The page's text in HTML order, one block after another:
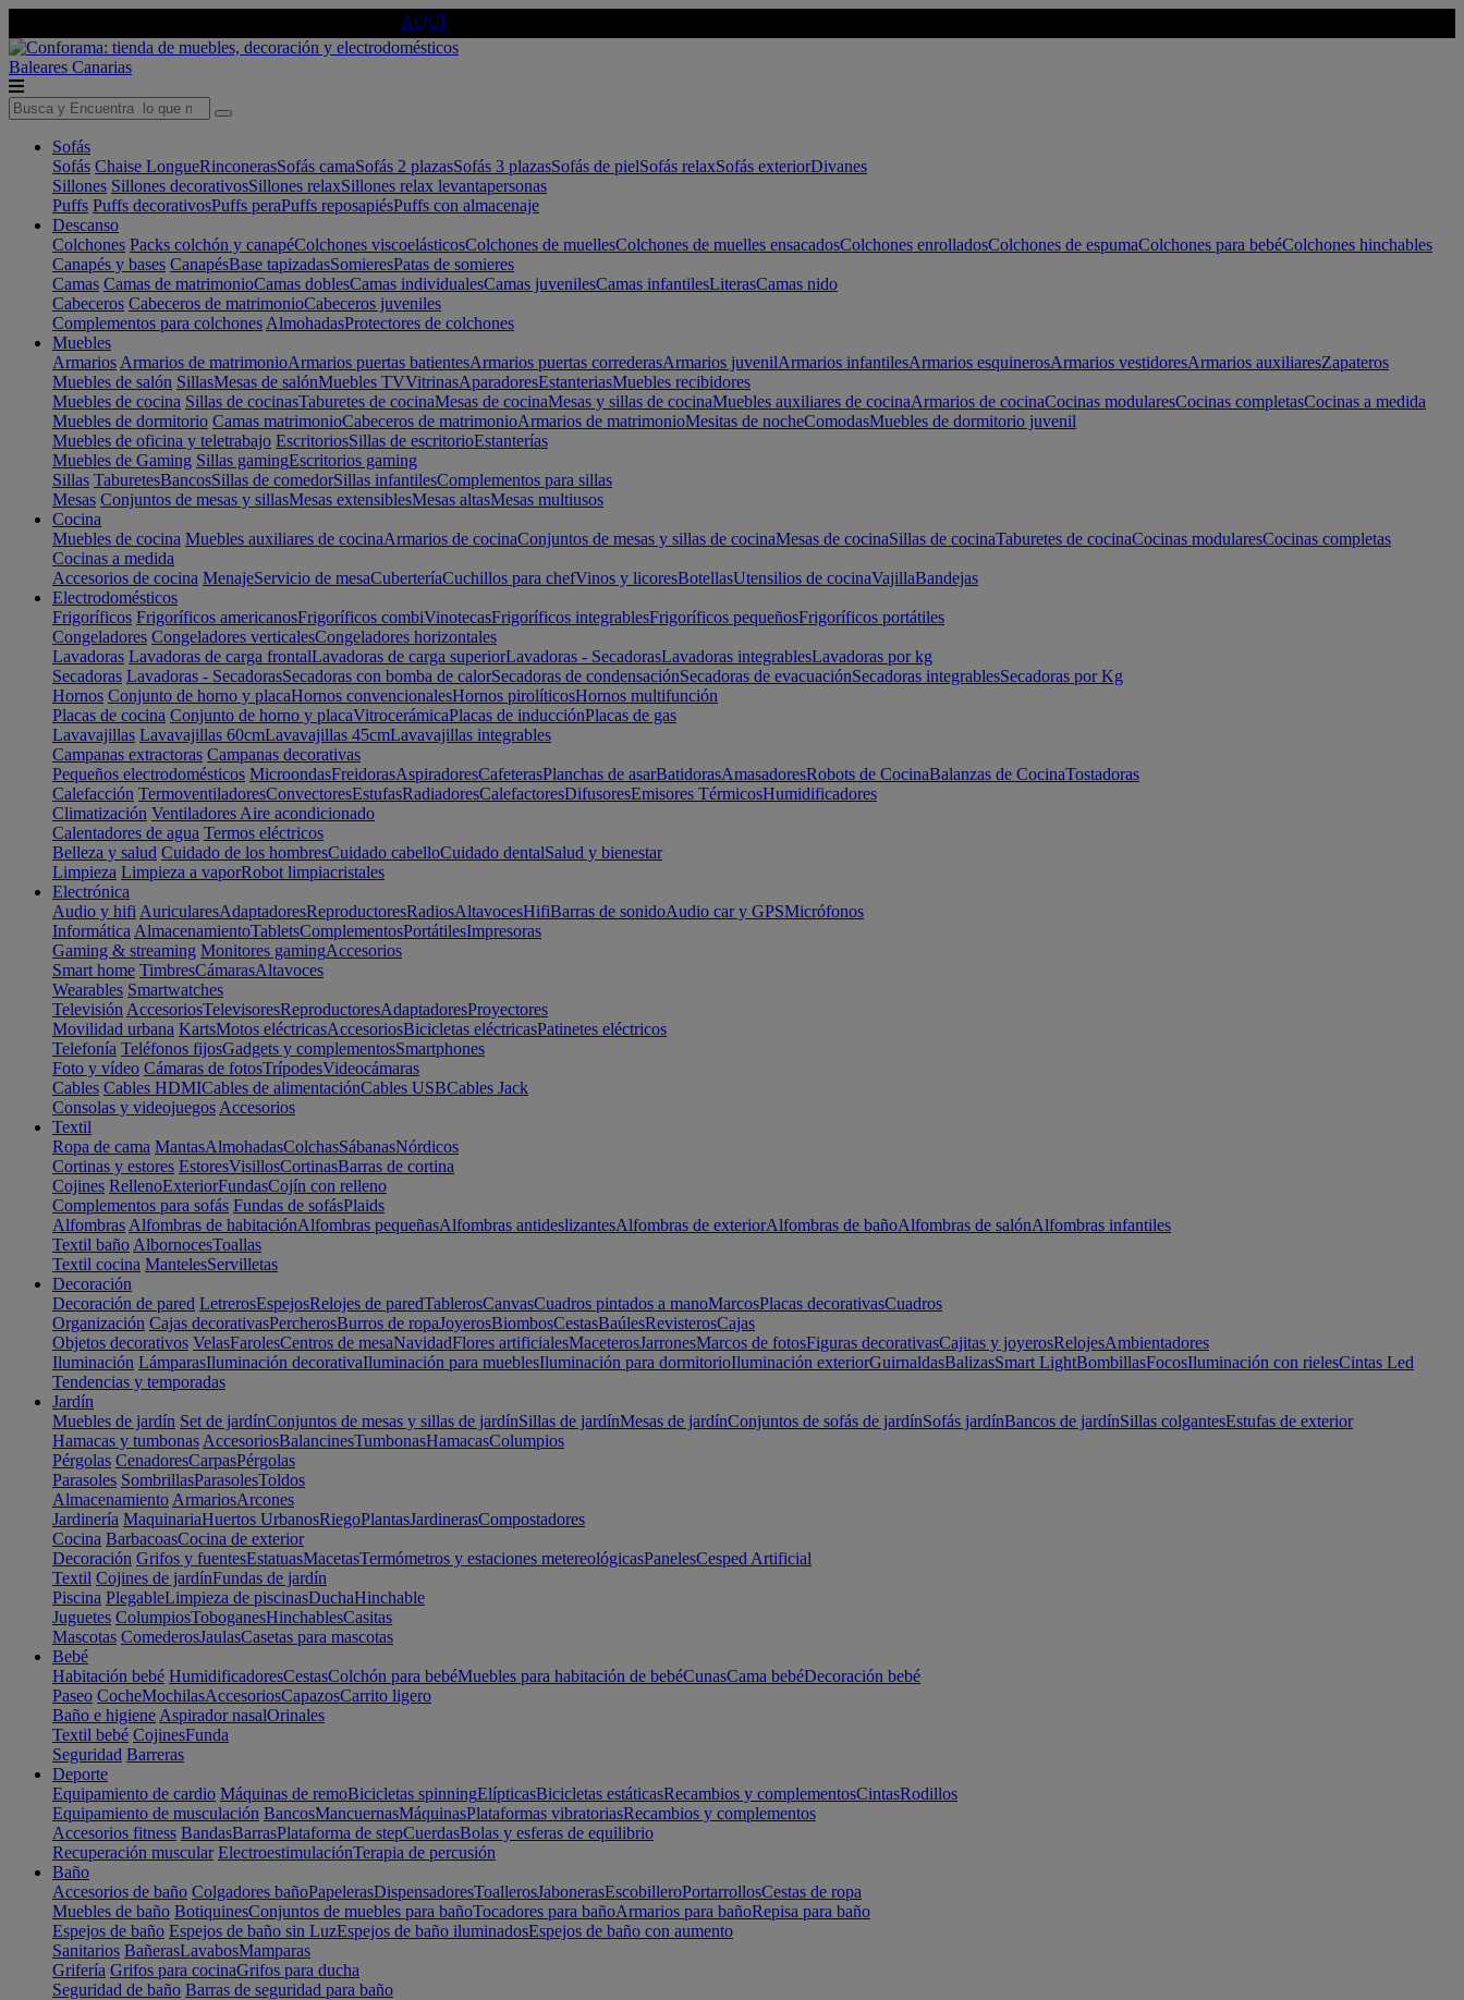
AQUÍ
Baleares Canarias
Sofás
Sofás Chaise LongueRinconerasSofás camaSofás 2 plazasSofás 3 plazasSofás de pielSofás relaxSofás exteriorDivanes
Sillones Sillones decorativosSillones relaxSillones relax levantapersonas
Puffs Puffs decorativosPuffs peraPuffs reposapiésPuffs con almacenaje
Descanso
Colchones Packs colchón y canapéColchones viscoelásticosColchones de muellesColchones de muelles ensacadosColchones enrolladosColchones de espumaColchones para bebéColchones hinchables
Canapés y bases CanapésBase tapizadasSomieresPatas de somieres
Camas Camas de matrimonioCamas doblesCamas individualesCamas juvenilesCamas infantilesLiterasCamas nido
Cabeceros Cabeceros de matrimonioCabeceros juveniles
Complementos para colchones AlmohadasProtectores de colchones
Muebles
Armarios Armarios de matrimonioArmarios puertas batientesArmarios puertas correderasArmarios juvenilArmarios infantilesArmarios esquinerosArmarios vestidoresArmarios auxiliaresZapateros
Muebles de salón SillasMesas de salónMuebles TVVitrinasAparadoresEstanteriasMuebles recibidores
Muebles de cocina Sillas de cocinasTaburetes de cocinaMesas de cocinaMesas y sillas de cocinaMuebles auxiliares de cocinaArmarios de cocinaCocinas modularesCocinas completasCocinas a medida
Muebles de dormitorio Camas matrimonioCabeceros de matrimonioArmarios de matrimonioMesitas de nocheComodasMuebles de dormitorio juvenil
Muebles de oficina y teletrabajo EscritoriosSillas de escritorioEstanterías
Muebles de Gaming Sillas gamingEscritorios gaming
Sillas TaburetesBancosSillas de comedorSillas infantilesComplementos para sillas
Mesas Conjuntos de mesas y sillasMesas extensiblesMesas altasMesas multiusos
Cocina
Muebles de cocina Muebles auxiliares de cocinaArmarios de cocinaConjuntos de mesas y sillas de cocinaMesas de cocinaSillas de cocinaTaburetes de cocinaCocinas modularesCocinas completas
Cocinas a medida
Accesorios de cocina MenajeServicio de mesaCuberteríaCuchillos para chefVinos y licoresBotellasUtensilios de cocinaVajillaBandejas
Electrodomésticos
Frigoríficos Frigoríficos americanosFrigoríficos combiVinotecasFrigoríficos integrablesFrigoríficos pequeñosFrigoríficos portátiles
Congeladores Congeladores verticalesCongeladores horizontales
Lavadoras Lavadoras de carga frontalLavadoras de carga superiorLavadoras - SecadorasLavadoras integrablesLavadoras por kg
Secadoras Lavadoras - SecadorasSecadoras con bomba de calorSecadoras de condensaciónSecadoras de evacuaciónSecadoras integrablesSecadoras por Kg
Hornos Conjunto de horno y placaHornos convencionalesHornos pirolíticosHornos multifunción
Placas de cocina Conjunto de horno y placaVitrocerámicaPlacas de inducciónPlacas de gas
Lavavajillas Lavavajillas 60cmLavavajillas 45cmLavavajillas integrables
Campanas extractoras Campanas decorativas
Pequeños electrodomésticos MicroondasFreidorasAspiradoresCafeterasPlanchas de asarBatidorasAmasadoresRobots de CocinaBalanzas de CocinaTostadoras
Calefacción TermoventiladoresConvectoresEstufasRadiadoresCalefactoresDifusoresEmisores TérmicosHumidificadores
Climatización Ventiladores Aire acondicionado
Calentadores de agua Termos eléctricos
Belleza y salud Cuidado de los hombresCuidado cabelloCuidado dentalSalud y bienestar
Limpieza Limpieza a vaporRobot limpiacristales
Electrónica
Audio y hifi AuricularesAdaptadoresReproductoresRadiosAltavocesHifiBarras de sonidoAudio car y GPSMicrófonos
Informática AlmacenamientoTabletsComplementosPortátilesImpresoras
Gaming & streaming Monitores gamingAccesorios
Smart home TimbresCámarasAltavoces
Wearables Smartwatches
Televisión AccesoriosTelevisoresReproductoresAdaptadoresProyectores
Movilidad urbana KartsMotos eléctricasAccesoriosBicicletas eléctricasPatinetes eléctricos
Telefonía Teléfonos fijosGadgets y complementosSmartphones
Foto y vídeo Cámaras de fotosTrípodesVideocámaras
Cables Cables HDMICables de alimentaciónCables USBCables Jack
Consolas y videojuegos Accesorios
Textil
Ropa de cama MantasAlmohadasColchasSábanasNórdicos
Cortinas y estores EstoresVisillosCortinasBarras de cortina
Cojines RellenoExteriorFundasCojín con relleno
Complementos para sofás Fundas de sofásPlaids
Alfombras Alfombras de habitaciónAlfombras pequeñasAlfombras antideslizantesAlfombras de exteriorAlfombras de bañoAlfombras de salónAlfombras infantiles
Textil baño AlbornocesToallas
Textil cocina MantelesServilletas
Decoración
Decoración de pared LetrerosEspejosRelojes de paredTablerosCanvasCuadros pintados a manoMarcosPlacas decorativasCuadros
Organización Cajas decorativasPercherosBurros de ropaJoyerosBiombosCestasBaúlesRevisterosCajas
Objetos decorativos VelasFarolesCentros de mesaNavidadFlores artificialesMaceterosJarronesMarcos de fotosFiguras decorativasCajitas y joyerosRelojesAmbientadores
Iluminación LámparasIluminación decorativaIluminación para mueblesIluminación para dormitorioIluminación exteriorGuirnaldasBalizasSmart LightBombillasFocosIluminación con rielesCintas Led
Tendencias y temporadas
Jardín
Muebles de jardín Set de jardínConjuntos de mesas y sillas de jardínSillas de jardínMesas de jardínConjuntos de sofás de jardínSofás jardínBancos de jardínSillas colgantesEstufas de exterior
Hamacas y tumbonas AccesoriosBalancinesTumbonasHamacasColumpios
Pérgolas CenadoresCarpasPérgolas
Parasoles SombrillasParasolesToldos
Almacenamiento ArmariosArcones
Jardinería MaquinariaHuertos UrbanosRiegoPlantasJardinerasCompostadores
Cocina BarbacoasCocina de exterior
Decoración Grifos y fuentesEstatuasMacetasTermómetros y estaciones metereológicasPanelesCesped Artificial
Textil Cojines de jardínFundas de jardín
Piscina PlegableLimpieza de piscinasDuchaHinchable
Juguetes ColumpiosToboganesHinchablesCasitas
Mascotas ComederosJaulasCasetas para mascotas
Bebé
Habitación bebé HumidificadoresCestasColchón para bebéMuebles para habitación de bebéCunasCama bebéDecoración bebé
Paseo CocheMochilasAccesoriosCapazosCarrito ligero
Baño e higiene Aspirador nasalOrinales
Textil bebé CojinesFunda
Seguridad Barreras
Deporte
Equipamiento de cardio Máquinas de remoBicicletas spinningElípticasBicicletas estáticasRecambios y complementosCintasRodillos
Equipamiento de musculación BancosMancuernasMáquinasPlataformas vibratoriasRecambios y complementos
Accesorios fitness BandasBarrasPlataforma de stepCuerdasBolas y esferas de equilibrio
Recuperación muscular ElectroestimulaciónTerapia de percusión
Baño
Accesorios de baño Colgadores bañoPapelerasDispensadoresToallerosJabonerasEscobilleroPortarrollosCestas de ropa
Muebles de baño BotiquinesConjuntos de muebles para bañoTocadores para bañoArmarios para bañoRepisa para baño
Espejos de baño Espejos de baño sin LuzEspejos de baño iluminadosEspejos de baño con aumento
Sanitarios BañerasLavabosMamparas
Grifería Grifos para cocinaGrifos para ducha
Seguridad de baño Barras de seguridad para baño